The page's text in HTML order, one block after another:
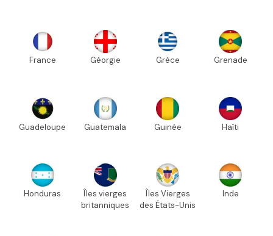
France Géorgie Grèce Grenade
Guadeloupe Guatemala Guinée Haïti
Honduras
Îles vierges
britanniques
Îles Vierges
des États-Unis
Inde